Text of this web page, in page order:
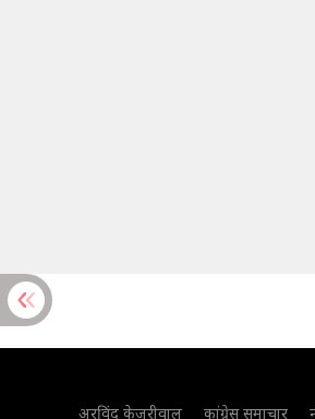
अरविंद केजरीवाल कांग्रेस समाचार